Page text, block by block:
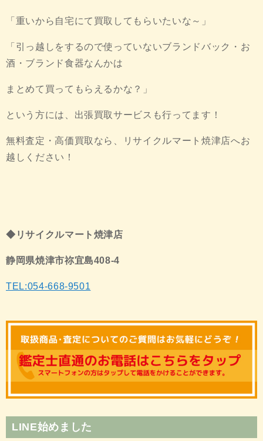
「重いから自宅にて買取してもらいたいな～」
「引っ越しをするので使っていないブランドバック・お
酒・ブランド食器なんかは
まとめて買ってもらえるかな？」
という方には、出張買取サービスも行ってます！
無料査定・高価買取なら、リサイクルマート焼津店へお
越しください！
◆リサイクルマート焼津店
静岡県焼津市祢宜島408-4
TEL:054-668-9501
LINE始めました